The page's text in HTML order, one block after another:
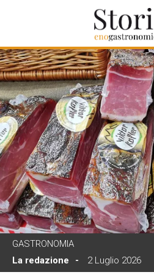
GASTRONOMIA
La redazione
2 Luglio 2026